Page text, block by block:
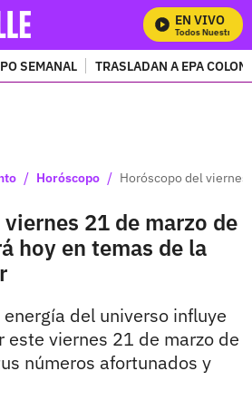
EN VIVO
Mira Todos Nuestros
SEMANAL TRASLADAN A EPA
/ Horóscopo / Horóscopo del viernes
21 de marzo de
hoy en temas de la
del universo influye
este viernes 21 de marzo de
números afortunados y